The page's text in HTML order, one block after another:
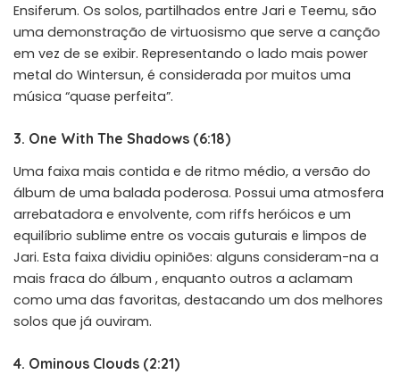
Ensiferum. Os solos, partilhados entre Jari e Teemu, são
uma demonstração de virtuosismo que serve a canção
em vez de se exibir. Representando o lado mais power
metal do Wintersun, é considerada por muitos uma
música “quase perfeita”.
3. One With The Shadows (6:18)
Uma faixa mais contida e de ritmo médio, a versão do
álbum de uma balada poderosa. Possui uma atmosfera
arrebatadora e envolvente, com riffs heróicos e um
equilíbrio sublime entre os vocais guturais e limpos de
Jari. Esta faixa dividiu opiniões: alguns consideram-na a
mais fraca do álbum , enquanto outros a aclamam
como uma das favoritas, destacando um dos melhores
solos que já ouviram.
4. Ominous Clouds (2:21)